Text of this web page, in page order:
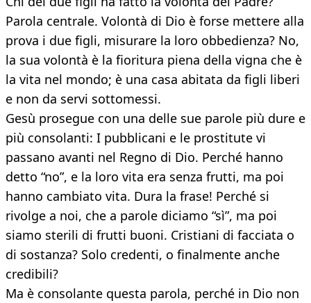
Parola centrale. Volontà di Dio è forse mettere alla
prova i due figli, misurare la loro obbedienza? No,
la sua volontà è la fioritura piena della vigna che è
la vita nel mondo; è una casa abitata da figli liberi
e non da servi sottomessi.
Gesù prosegue con una delle sue parole più dure e
più consolanti: I pubblicani e le prostitute vi
passano avanti nel Regno di Dio. Perché hanno
detto “no”, e la loro vita era senza frutti, ma poi
hanno cambiato vita. Dura la frase! Perché si
rivolge a noi, che a parole diciamo “sì”, ma poi
siamo sterili di frutti buoni. Cristiani di facciata o
di sostanza? Solo credenti, o finalmente anche
credibili?
Ma è consolante questa parola, perché in Dio non